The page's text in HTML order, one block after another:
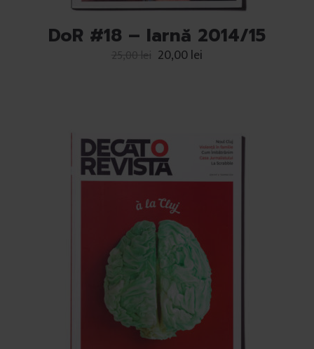
DoR #18 – Iarnă 2014/15
25,00lei 20,00lei